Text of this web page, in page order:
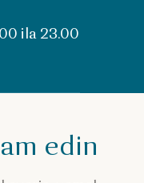
ila 23.00
edin